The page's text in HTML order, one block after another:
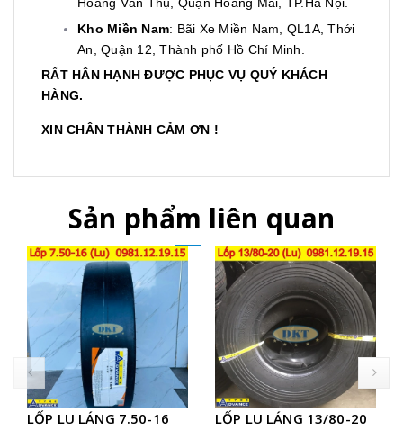
Kho Miền Nam: Bãi Xe Miền Nam, QL1A, Thới
An, Quận 12, Thành phố Hồ Chí Minh.
RẤT HÂN HẠNH ĐƯỢC PHỤC VỤ QUÝ KHÁCH
HÀNG.
XIN CHÂN THÀNH CẢM ƠN !
Sản phẩm liên quan
LỐP LU LÁNG 7.50-16
LỐP LU LÁNG 13/80-20
prev